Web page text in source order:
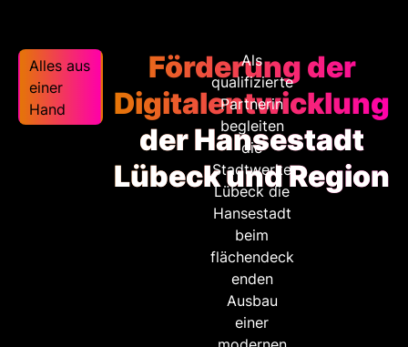
Alles aus
einer
Hand
Förderung der
Digitalentwicklung
der Hansestadt
Lübeck und Region
Als
qualifizierte
Partnerin
begleiten
die
Stadtwerke
Lübeck die
Hansestadt
beim
flächendeck
enden
Ausbau
einer